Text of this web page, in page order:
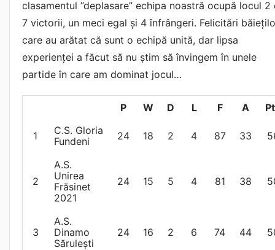
clasamentul ”deplasare” echipa noastră ocupă locul 2
7 victorii, un meci egal și 4 înfrângeri. Felicitări
care au arătat că sunt o echipă unită, dar lipsa
experienței a făcut să nu știm să învingem în unele
partide în care am dominat jocul…
P W D L F A
1
C.S. Gloria
Fundeni
24 18 2 4 87 33
2
A.S.
Unirea
Frăsinet
2021
24 15 5 4 81 38
3
A.S.
Dinamo
Sărulești
24 16 2 6 74 44